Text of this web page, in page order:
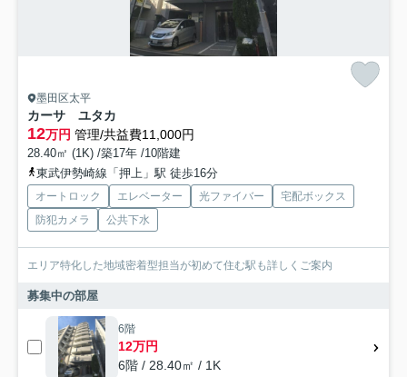
墨田区太平
カーサ ユタカ
12万円 管理/共益費11,000円
28.40㎡ (1K) /築17年 /10階建
東武伊勢崎線「押上」駅 徒歩16分
オートロック エレベーター 光ファイバー
宅配ボックス
防犯カメラ
公共下水
エリア特化した地域密着型担当が初めて住む駅も詳しくご案内
募集中の部屋
6階
12万円
6階 / 28.40㎡ / 1K